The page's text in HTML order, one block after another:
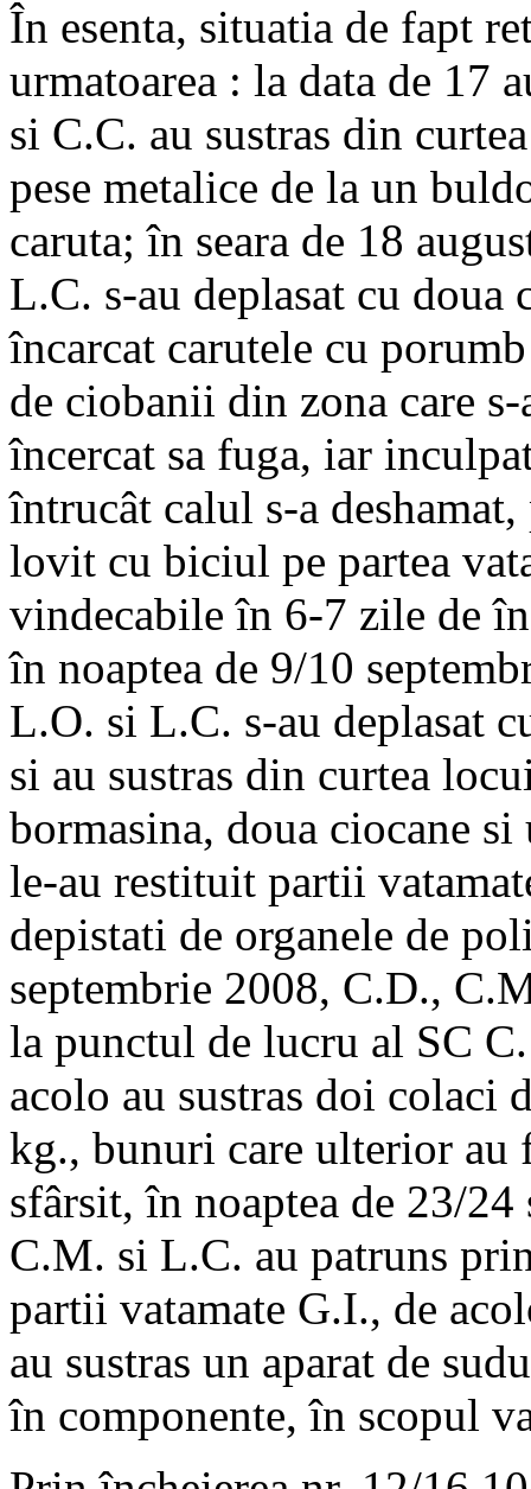
În esenta, situatia de fapt
urmatoarea : la data de 17
si C.C. au sustras din
pese metalice de la un
caruta; în seara de 18
L.C. s-au deplasat cu doua
încarcat carutele cu
de ciobanii din zona care
încercat sa fuga, iar
întrucât calul s-a
lovit cu biciul pe partea
vindecabile în 6-7 zile de
în noaptea de 9/10
L.O. si L.C. s-au deplasat
si au sustras din curtea
bormasina, doua ciocane
le-au restituit partii
depistati de organele de
septembrie 2008, C.D.,
la punctul de lucru al SC
acolo au sustras doi colaci
kg., bunuri care ulterior au
sfârsit, în noaptea de 23/
C.M. si L.C. au patruns
partii vatamate G.I., de
au sustras un aparat de
în componente, în scopul